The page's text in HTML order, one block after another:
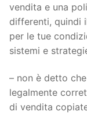
vendita e una
differenti, quindi
per le tue
sistemi e
– non è detto
legalmente
di vendita